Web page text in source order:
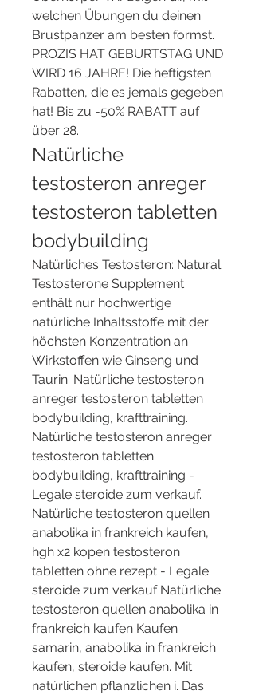
welchen Übungen du deinen
Brustpanzer am besten formst.
PROZIS HAT GEBURTSTAG UND
WIRD 16 JAHRE! Die heftigsten
Rabatten, die es jemals gegeben
hat! Bis zu -50% RABATT auf
über 28.
Natürliche
testosteron anreger
testosteron tabletten
bodybuilding
Natürliches Testosteron: Natural
Testosterone Supplement
enthält nur hochwertige
natürliche Inhaltsstoffe mit der
höchsten Konzentration an
Wirkstoffen wie Ginseng und
Taurin. Natürliche testosteron
anreger testosteron tabletten
bodybuilding, krafttraining.
Natürliche testosteron anreger
testosteron tabletten
bodybuilding, krafttraining -
Legale steroide zum verkauf.
Natürliche testosteron quellen
anabolika in frankreich kaufen,
hgh x2 kopen testosteron
tabletten ohne rezept - Legale
steroide zum verkauf Natürliche
testosteron quellen anabolika in
frankreich kaufen Kaufen
samarin, anabolika in frankreich
kaufen, steroide kaufen. Mit
natürlichen pflanzlichen i. Das